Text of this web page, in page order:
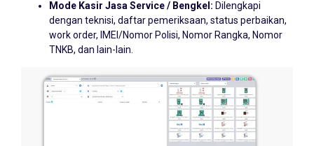
dengan teknisi, daftar pemeriksaan, status perbaikan,
work order, IMEI/Nomor Polisi, Nomor Rangka, Nomor
TNKB, dan lain-lain.